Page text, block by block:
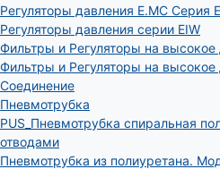
Регуляторы давления E.MC Серия
Регуляторы давления серии EIW
Фильтры и Регуляторы на высокое
Фильтры и Регуляторы на высокое
Соединение
Пневмотрубка
PUS_Пневмотрубка спиральная
отводами
Пневмотрубка из полиуретана.